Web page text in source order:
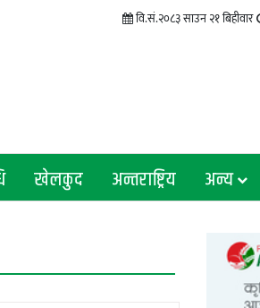
वि.सं.२०८३ साउन २१ बिहीवार
खेलकुद अन्तराष्ट्रिय अन्य